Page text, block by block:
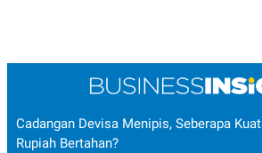
Cadangan Devisa Menipis, Seberapa Kuat
Rupiah Bertahan?